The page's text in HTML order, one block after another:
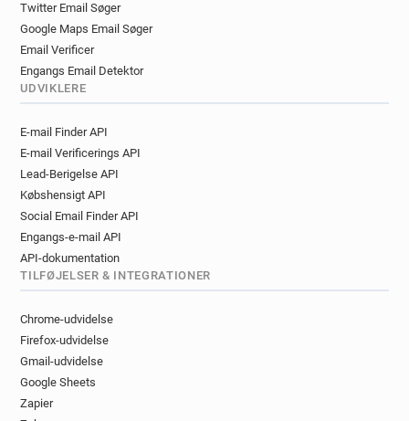
Twitter Email Søger
Google Maps Email Søger
Email Verificer
Engangs Email Detektor
UDVIKLERE
E-mail Finder API
E-mail Verificerings API
Lead-Berigelse API
Købshensigt API
Social Email Finder API
Engangs-e-mail API
API-dokumentation
TILFØJELSER & INTEGRATIONER
Chrome-udvidelse
Firefox-udvidelse
Gmail-udvidelse
Google Sheets
Zapier